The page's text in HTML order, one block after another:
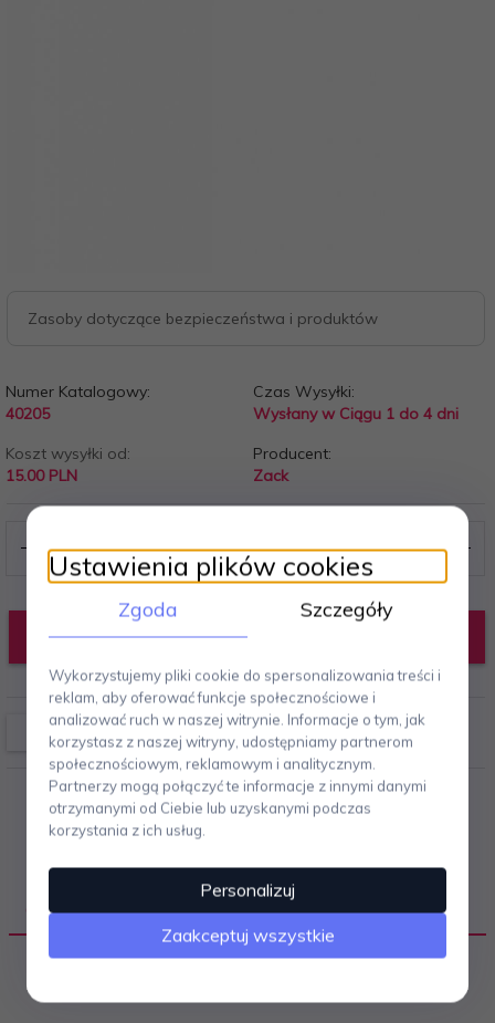
Zasoby dotyczące bezpieczeństwa i produktów
Numer Katalogowy:
40205
Czas Wysyłki:
Wysłany w Ciągu 1 do 4 dni
Koszt wysyłki od:
15.00 PLN
Producent:
Zack
DODAJ DO KOSZYKA
OPIS PRODUKTU
Ustawienia plików cookies
Zgoda Szczegóły
Wykorzystujemy pliki cookie do spersonalizowania treści i
reklam, aby oferować funkcje społecznościowe i
analizować ruch w naszej witrynie. Informacje o tym, jak
korzystasz z naszej witryny, udostępniamy partnerom
społecznościowym, reklamowym i analitycznym.
Partnerzy mogą połączyć te informacje z innymi danymi
otrzymanymi od Ciebie lub uzyskanymi podczas
korzystania z ich usług.
Personalizuj
Zaakceptuj wszystkie